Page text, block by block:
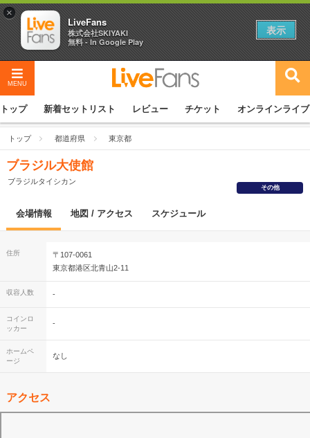
MENU
トップ 新着セットリスト レビュー チケット オンラインライブ
トップ 都道府県 東京都
ブラジル大使館
ブラジルタイシカン
その他
会場情報 地図 / アクセス スケジュール
住所
〒107-0061
東京都港区北青山2-11
収容人数 -
コインロ
ッカー
-
ホームペ
ージ
なし
アクセス
×
LiveFans
株式会社SKIYAKI
無料 - In Google Play
表示